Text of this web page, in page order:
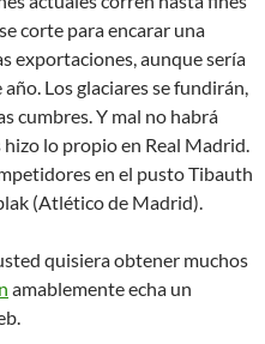
corte para encarar una
exportaciones, aunque sería
Los glaciares se fundirán,
cumbres. Y mal no habrá
hizo lo propio en Real Madrid.
en el pusto Tibauth
(Atlético de Madrid).
quisiera obtener muchos
amablemente echa un